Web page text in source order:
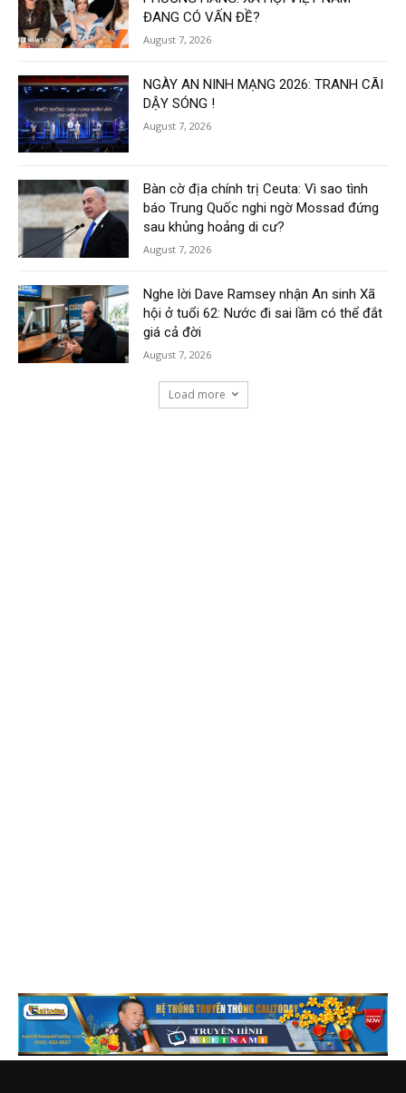
ĐANG CÓ VẤN ĐỀ?
August 7, 2026
NGÀY AN NINH MẠNG 2026: TRANH CÃI
DẬY SÓNG !
August 7, 2026
Bàn cờ địa chính trị Ceuta: Vì sao tình
báo Trung Quốc nghi ngờ Mossad đứng
sau khủng hoảng di cư?
August 7, 2026
Nghe lời Dave Ramsey nhận An sinh Xã
hội ở tuổi 62: Nước đi sai lầm có thể đắt
giá cả đời
August 7, 2026
Load more